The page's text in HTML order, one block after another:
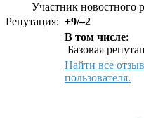
Участник новостного
Репутация: +9/–2
В том числе:
Базовая
Найти все
пользователя.